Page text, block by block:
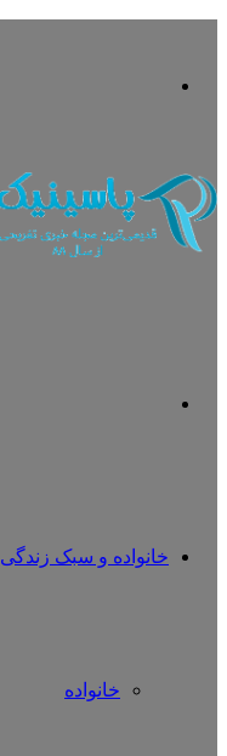
خانواده و سبک زندگی
خانواده